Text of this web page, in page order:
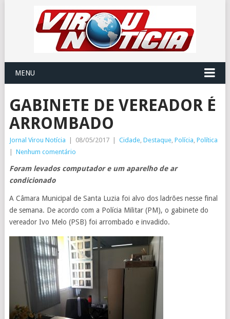
MENU
GABINETE DE VEREADOR É
ARROMBADO
Jornal Virou Notícia 08/05/2017 Cidade, Destaque, Polícia, Política
Nenhum comentário
Foram levados computador e um aparelho de ar
condicionado
A Câmara Municipal de Santa Luzia foi alvo dos ladrões nesse final
de semana. De acordo com a Polícia Militar (PM), o gabinete do
vereador Ivo Melo (PSB) foi arrombado e invadido.